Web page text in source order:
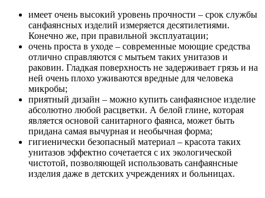
имеет очень высокий уровень прочности – срок службы
санфаянсных изделий измеряется десятилетиями.
Конечно же, при правильной эксплуатации;
очень проста в уходе – современные моющие средства
отлично справляются с мытьем таких унитазов и
раковин. Гладкая поверхность не задерживает грязь и на
ней очень плохо уживаются вредные для человека
микробы;
приятный дизайн – можно купить санфаянсное изделие
абсолютно любой расцветки. А белой глине, которая
является основой санитарного фаянса, может быть
придана самая вычурная и необычная форма;
гигиенически безопасный материал – красота таких
унитазов эффектно сочетается с их экологической
чистотой, позволяющей использовать санфаянсные
изделия даже в детских учреждениях и больницах.